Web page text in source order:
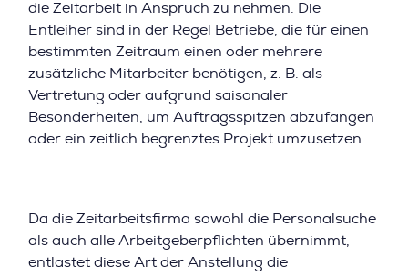
die Zeitarbeit in Anspruch zu nehmen. Die
Entleiher sind in der Regel Betriebe, die für einen
bestimmten Zeitraum einen oder mehrere
zusätzliche Mitarbeiter benötigen, z. B. als
Vertretung oder aufgrund saisonaler
Besonderheiten, um Auftragsspitzen abzufangen
oder ein zeitlich begrenztes Projekt umzusetzen.
Da die Zeitarbeitsfirma sowohl die Personalsuche
als auch alle Arbeitgeberpflichten übernimmt,
entlastet diese Art der Anstellung die